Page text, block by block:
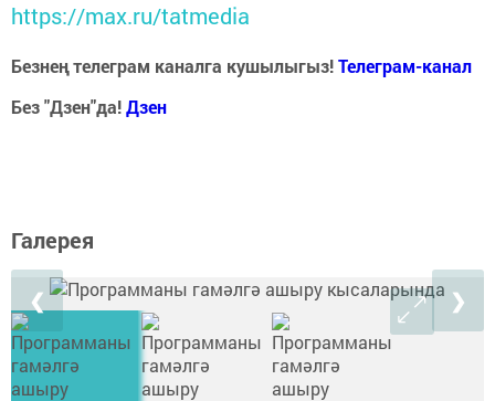
https://max.ru/tatmedia
Безнең телеграм каналга кушылыгыз!Телеграм-канал
Без "Дзен"да!Дзен
Галерея
❮ ❯